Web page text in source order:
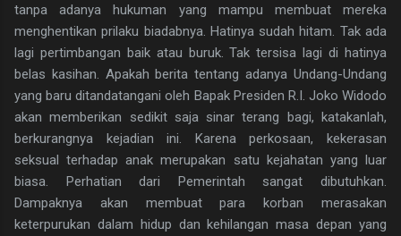
tanpa adanya hukuman yang mampu membuat mereka
menghentikan prilaku biadabnya. Hatinya sudah hitam. Tak ada
lagi pertimbangan baik atau buruk. Tak tersisa lagi di hatinya
belas kasihan. Apakah berita tentang adanya Undang-Undang
yang baru ditandatangani oleh Bapak Presiden R.I. Joko Widodo
akan memberikan sedikit saja sinar terang bagi, katakanlah,
berkurangnya kejadian ini. Karena perkosaan, kekerasan
seksual terhadap anak merupakan satu kejahatan yang luar
biasa. Perhatian dari Pemerintah sangat dibutuhkan.
Dampaknya akan membuat para korban merasakan
keterpurukan dalam hidup dan kehilangan masa depan yang